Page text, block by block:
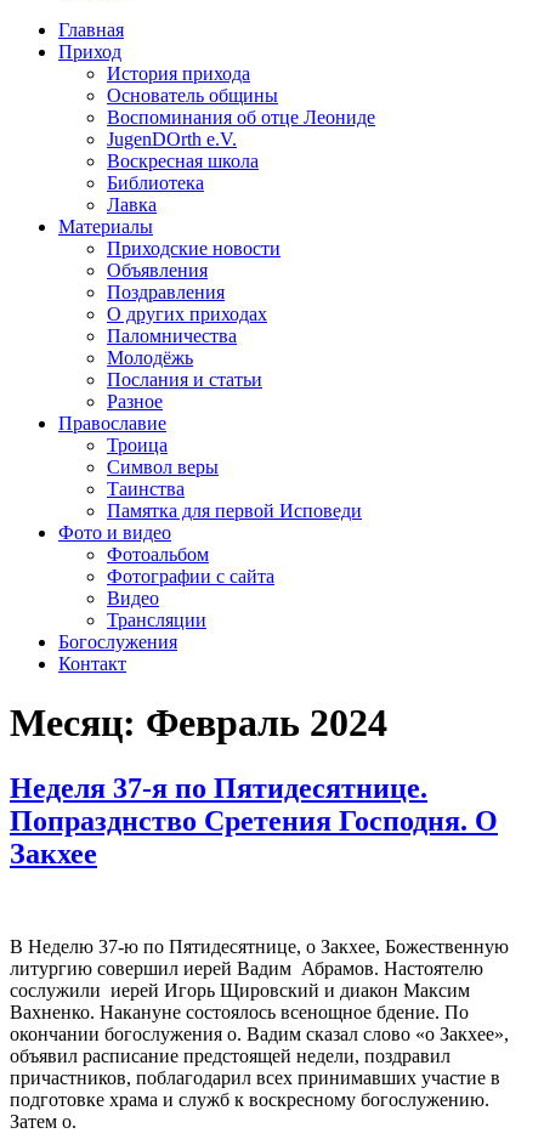
Главная
Приход
История прихода
Основатель общины
Воспоминания об отце Леониде
JugenDOrth e.V.
Воскресная школа
Библиотека
Лавка
Материалы
Приходские новости
Объявления
Поздравления
О других приходах
Паломничества
Молодёжь
Послания и статьи
Разное
Православие
Троица
Символ веры
Таинства
Памятка для первой Исповеди
Фото и видео
Фотоальбом
Фотографии с сайта
Видео
Трансляции
Богослужения
Контакт
Месяц: Февраль 2024
Неделя 37-я по Пятидесятнице.
Попразднство Сретения Господня. О
Закхее
В Неделю 37-ю по Пятидесятнице, о Закхее, Божественную
литургию совершил иерей Вадим Абрамов. Настоятелю
сослужили иерей Игорь Щировский и диакон Максим
Вахненко. Накануне состоялось всенощное бдение. По
окончании богослужения о. Вадим сказал слово «о Закхее»,
объявил расписание предстоящей недели, поздравил
причастников, поблагодарил всех принимавших участие в
подготовке храма и служб к воскресному богослужению.
Затем о.